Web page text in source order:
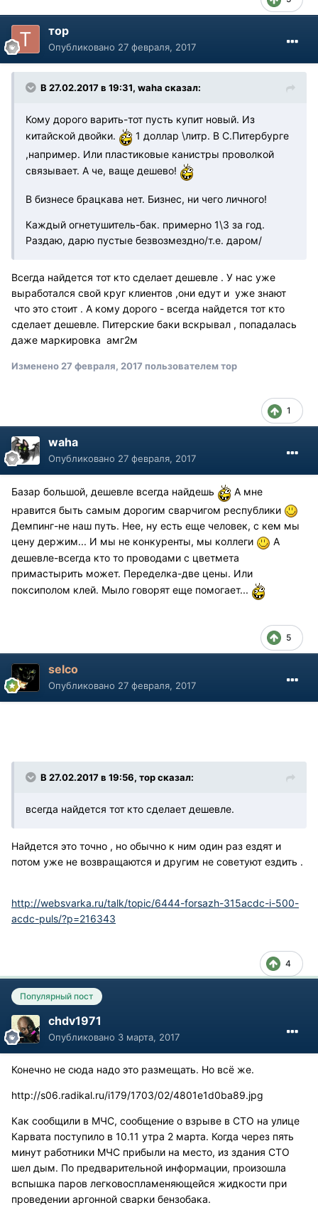
тор
Опубликовано 27 февраля, 2017
В 27.02.2017 в 19:31, waha сказал:
Кому дорого варить-тот пусть купит новый. Из
китайской двойки.
1 доллар \литр. В С.Питербурге
,например. Или пластиковые канистры проволкой
связывает. А че, ваще дешево!
В бизнесе брацкава нет. Бизнес, ни чего личного!
Каждый огнетушитель-бак. примерно 1\3 за год.
Раздаю, дарю пустые безвозмездно/т.е. даром/
Всегда найдется тот кто сделает дешевле . У нас уже
выработался свой круг клиентов ,они едут и уже знают
что это стоит . А кому дорого - всегда найдется тот кто
сделает дешевле. Питерские баки вскрывал , попадалась
даже маркировка амг2м
Изменено27 февраля, 2017 пользователем тор
1
waha
Опубликовано 27 февраля, 2017
Базар большой, дешевле всегда найдешь
А мне
нравится быть самым дорогим сварчигом республики
Демпинг-не наш путь. Нее, ну есть еще человек, с кем мы
цену держим... И мы не конкуренты, мы коллеги
А
дешевле-всегда кто то проводами с цветмета
примастырить может. Переделка-две цены. Или
поксиполом клей. Мыло говорят еще помогает...
5
selco
Опубликовано 27 февраля, 2017
В 27.02.2017 в 19:56, тор сказал:
всегда найдется тот кто сделает дешевле.
Найдется это точно , но обычно к ним один раз ездят и
потом уже не возвращаются и другим не советуют ездить .
http://websvarka.ru/talk/topic/6444-forsazh-315acdc-i-500-
acdc-puls/?p=216343
4
Популярный пост
chdv1971
Опубликовано 3 марта, 2017
Конечно не сюда надо это размещать. Но всё же.
http://s06.radikal.ru/i179/1703/02/4801e1d0ba89.jpg
Как сообщили в МЧС, сообщение о взрыве в СТО на улице
Карвата поступило в 10.11 утра 2 марта. Когда через пять
минут работники МЧС прибыли на место, из здания СТО
шел дым. По предварительной информации, произошла
вспышка паров легковоспламеняющейся жидкости при
проведении аргонной сварки бензобака.